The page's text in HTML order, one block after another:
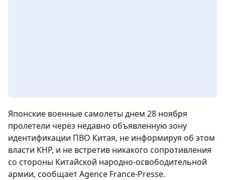
Японские военные самолеты днем 28 ноября
пролетели через недавно объявленную зону
идентификации ПВО Китая, не информируя об этом
власти КНР, и не встретив никакого сопротивления
со стороны Китайской народно-освободительной
армии, сообщает Agence France-Presse.